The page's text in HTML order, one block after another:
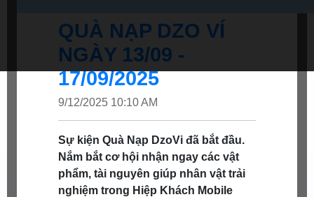
QUÀ NẠP DZO VÍ
NGÀY 13/09 -
17/09/2025
9/12/2025 10:10 AM
Sự kiện Quà Nạp DzoVi đã bắt đầu.
Nắm bắt cơ hội nhận ngay các vật
phẩm, tài nguyên giúp nhân vật trải
nghiệm trong Hiệp Khách Mobile